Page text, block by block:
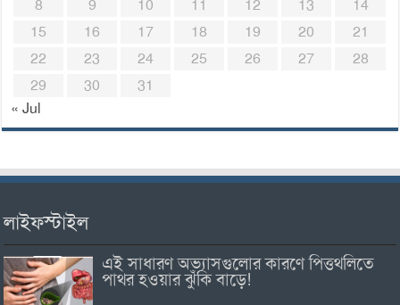
8
9 10 11 12 13
14
15
16 17 18 19 20
21
22
23 24 25 26 27
28
29
30
31
« Jul
লাইফস্টাইল
এই সাধারণ অভ্যাসগুলোর কারণে পিত্তথলিতে
পাথর হওয়ার ঝুঁকি বাড়ে!